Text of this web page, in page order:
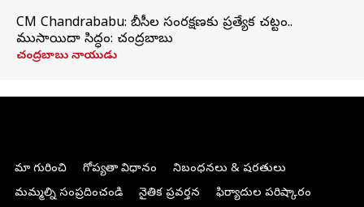
CM Chandrababu: బీసీల సంరక్షణకు ప్రత్యేక చట్టం..
ముసాయిదా సిద్ధం: చంద్రబాబు
చంద్రబాబు నాయుడు
మా గురించి గోప్యతా విధానం
నిబంధనలు & షరతులు
మమ్మల్ని సంప్రదించండి
నైతిక ప్రవర్తన ఫిర్యాదుల పరిష్కారం